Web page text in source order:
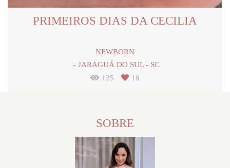
PRIMEIROS DIAS DA CECILIA
NEWBORN
JARAGUÁ DO SUL - SC
125
18
SOBRE